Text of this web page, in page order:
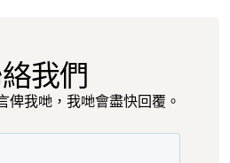
我們
俾我哋，我哋會盡快回覆。